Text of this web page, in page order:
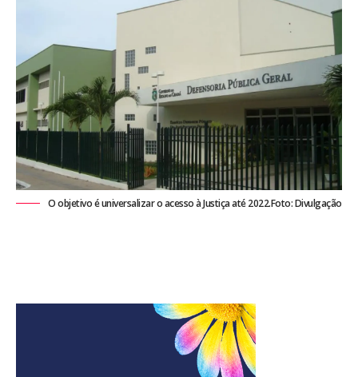
O objetivo é universalizar o acesso à Justiça até 2022.Foto: Divulgação